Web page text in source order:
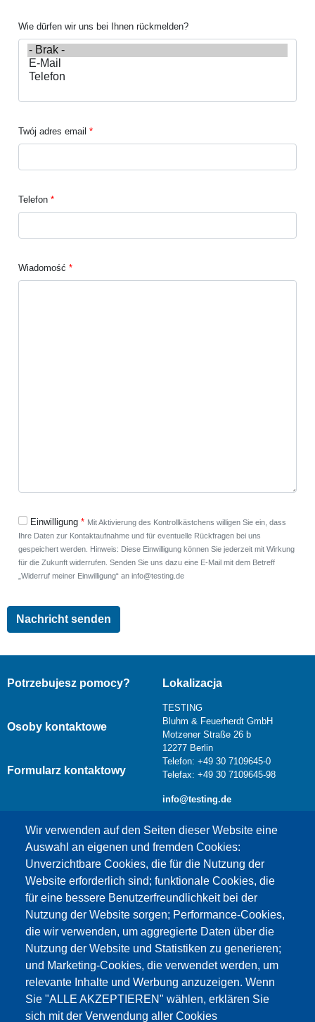
Wie dürfen wir uns bei Ihnen rückmelden?
Twój adres email
Telefon
Wiadomość
Einwilligung
Mit Aktivierung des Kontrollkästchens willigen Sie ein, dass
Ihre Daten zur Kontaktaufnahme und für eventuelle Rückfragen bei uns
gespeichert werden. Hinweis: Diese Einwilligung können Sie jederzeit mit Wirkung
für die Zukunft widerrufen. Senden Sie uns dazu eine E-Mail mit dem Betreff
„Widerruf meiner Einwilligung“ an info@testing.de
Wir verwenden auf den Seiten dieser Website eine
Auswahl an eigenen und fremden Cookies:
Unverzichtbare Cookies, die für die Nutzung der
Website erforderlich sind; funktionale Cookies, die
für eine bessere Benutzerfreundlichkeit bei der
Nutzung der Website sorgen; Performance-Cookies,
die wir verwenden, um aggregierte Daten über die
Nutzung der Website und Statistiken zu generieren;
und Marketing-Cookies, die verwendet werden, um
relevante Inhalte und Werbung anzuzeigen. Wenn
Sie "ALLE AKZEPTIEREN" wählen, erklären Sie
sich mit der Verwendung aller Cookies
Potrzebujesz pomocy?
Osoby kontaktowe
Formularz kontaktowy
Lokalizacja
TESTING
Bluhm & Feuerherdt GmbH
Motzener Straße 26 b
12277 Berlin
Telefon: +49 30 7109645-0
Telefax: +49 30 7109645-98
info@testing.de
Dieser Inhalt ist blockiert, da die Google Maps
Cookies nicht akzeptiert wurden.
NUR DIE GOOGLE MAPS COOKIES
AKZEPTIEREN.